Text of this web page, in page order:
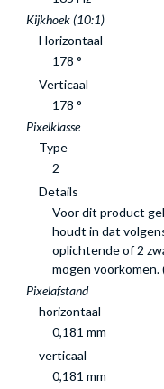
Kijkhoek (10:1)
Horizontaal
178 °
Verticaal
178 °
Pixelklasse
Type
2
Details
Voor dit product
houdt in dat
oplichtende of 2
mogen voorkomen.
Pixelafstand
horizontaal
0,181 mm
verticaal
0,181 mm